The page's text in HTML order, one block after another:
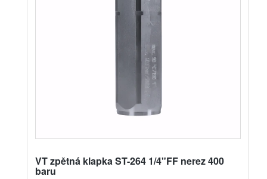
VT zpětná klapka ST-264 1/4"FF nerez 400
baru